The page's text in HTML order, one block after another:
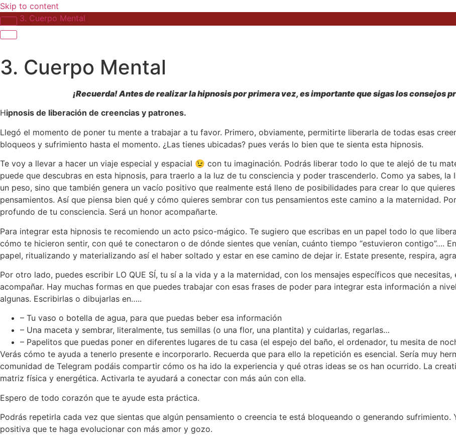
Skip to content
3. Cuerpo Mental
3. Cuerpo Mental
¡Recuerda! Antes de realizar la hipnosis por primera vez, es importante que sigas los consejos
Hipnosis de liberación de creencias y patrones.
Llegó el momento de poner tu mente a trabajar a tu favor. Primero, obviamente, permitirte liberarla de todas esas
bloqueos y sufrimiento hasta el momento. ¿Las tienes ubicadas? pues verás lo bien que te sienta esta hipnosis.
Te voy a llevar a hacer un viaje especial y espacial 😉 con tu imaginación. Podrás liberar todo lo que te alejó de tu
puede que descubras en esta hipnosis, para traerlo a la luz de tu consciencia y poder trascenderlo. Como ya sabes,
un peso, sino que también genera un vacío positivo que realmente está lleno de posibilidades para crear lo que
pensamientos. Así que piensa bien qué y cómo quieres sembrar con tus pensamientos este camino a la maternidad.
profundo de tu consciencia. Será un honor acompañarte.
Para integrar esta hipnosis te recomiendo un acto psico-mágico. Te sugiero que escribas en un papel todo lo que
cómo te hicieron sentir, con qué te conectaron o de dónde sientes que venían, cuánto tiempo “estuvieron contigo”….
papel, ritualizando y materializando así el haber soltado y estar en ese camino de dejar ir. Estate presente, respira,
Por otro lado, puedes escribir LO QUE SÍ, tu sí a la vida y a la maternidad, con los mensajes específicos que
acompañar. Hay muchas formas en que puedes trabajar con esas frases de poder para integrar esta información a
algunas. Escribirlas o dibujarlas en…..
– Tu vaso o botella de agua, para que puedas beber esa información
– Una maceta y sembrar, literalmente, tus semillas (o una flor, una plantita) y cuidarlas, regarlas…
– Papelitos que puedas poner en diferentes lugares de tu casa (el espejo del baño, el ordenador, tu mesita de
Verás cómo te ayuda a tenerlo presente e incorporarlo. Recuerda que para ello la repetición es esencial. Sería muy
comunidad de Telegram podáis compartir cómo os ha ido la experiencia y qué otras ideas se os han ocurrido. La
matriz física y energética. Activarla te ayudará a conectar con más aún con ella.
Espero de todo corazón que te ayude esta práctica.
Podrás repetirla cada vez que sientas que algún pensamiento o creencia te está bloqueando o generando
positiva que te haga evolucionar con más amor y gozo.